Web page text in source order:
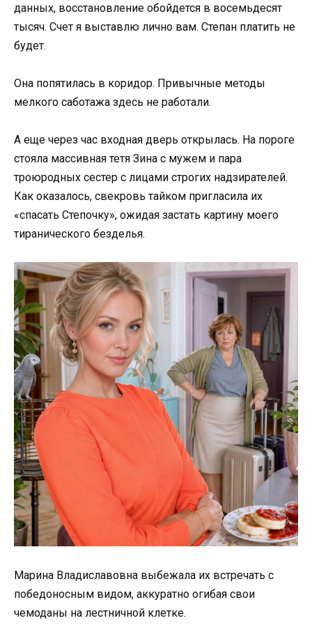
данных, восстановление обойдется в восемьдесят
тысяч. Счет я выставлю лично вам. Степан платить не
будет.
Она попятилась в коридор. Привычные методы
мелкого саботажа здесь не работали.
А еще через час входная дверь открылась. На пороге
стояла массивная тетя Зина с мужем и пара
троюродных сестер с лицами строгих надзирателей.
Как оказалось, свекровь тайком пригласила их
«спасать Степочку», ожидая застать картину моего
тиранического безделья.
Марина Владиславовна выбежала их встречать с
победоносным видом, аккуратно огибая свои
чемоданы на лестничной клетке.